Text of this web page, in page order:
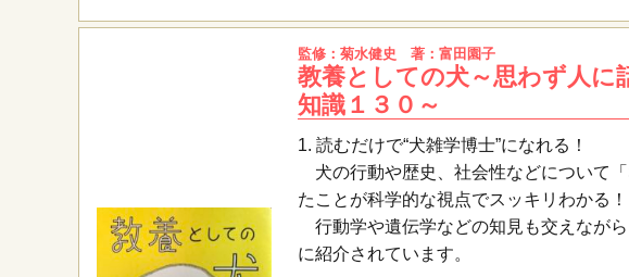
監修：菊水健史 著：富田園子
教養としての犬～思わず人に
知識１３０～
1. 読むだけで“犬雑学博士”になれる！
犬の行動や歴史、社会性などについて
たことが科学的な視点でスッキリわかる！
行動学や遺伝学などの知見も交えながら
に紹介されています。